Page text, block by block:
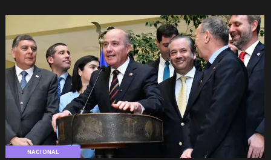
NACIONAL